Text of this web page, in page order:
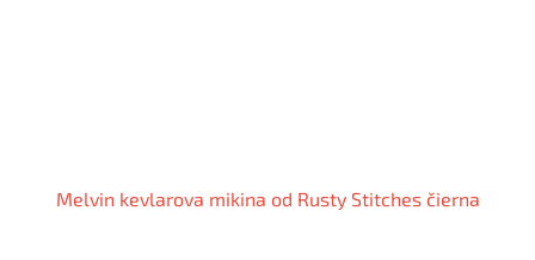
Melvin kevlarova mikina od Rusty Stitches čierna